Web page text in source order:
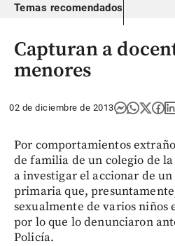
Temas recomendados
Capturan a
menores
02 de diciembre de 2013
Por comportamientos
de familia de un colegio de
a investigar el accionar de
primaria que,
sexualmente de varios niños
por lo que lo denunciaron
Policía.